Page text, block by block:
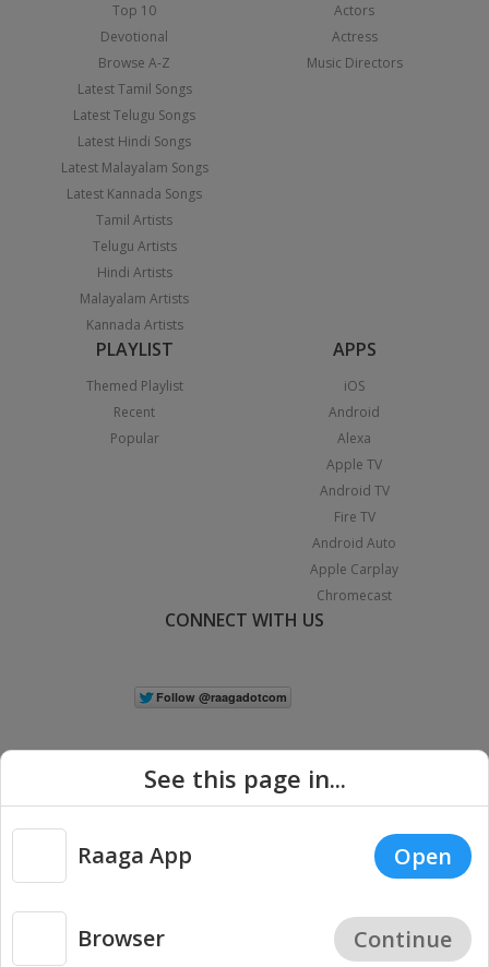
Top 10
Devotional
Browse A-Z
Latest Tamil Songs
Latest Telugu Songs
Latest Hindi Songs
Latest Malayalam Songs
Latest Kannada Songs
Tamil Artists
Telugu Artists
Hindi Artists
Malayalam Artists
Kannada Artists
Actors
Actress
Music Directors
PLAYLIST
Themed Playlist
Recent
Popular
APPS
iOS
Android
Alexa
Apple TV
Android TV
Fire TV
Android Auto
Apple Carplay
Chromecast
CONNECT WITH US
Copyright © 2026 Raaga.com. All Rights Reserved. |
Privacy
See this page in...
Raaga App Open
Browser Continue